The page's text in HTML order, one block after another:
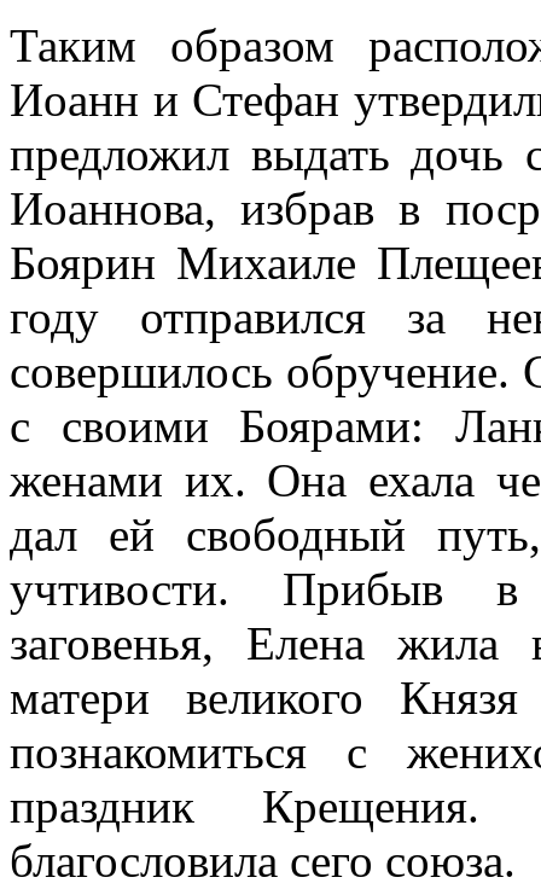
Таким образом
Иоанн и Стефан
предложил выдать дочь
Иоаннова, избрав в
Боярин Михаиле
году отправился за
совершилось обручение.
с своими Боярами:
женами их. Она ехала
дал ей свободный
учтивости. Прибыв
заговенья, Елена
матери великого
познакомиться с
праздник
благословила сего союза.